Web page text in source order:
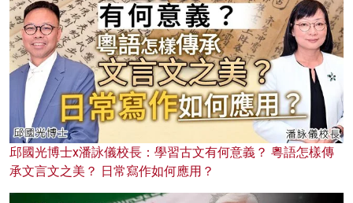
邱國光博士x潘詠儀校長：學習古文有何意義？ 粵語怎樣傳
承文言文之美？ 日常寫作如何應用？